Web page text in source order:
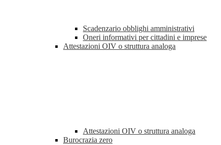
Scadenzario obblighi amministrativi
Oneri informativi per cittadini e imprese
Attestazioni OIV o struttura analoga
Attestazioni OIV o struttura analoga
Burocrazia zero